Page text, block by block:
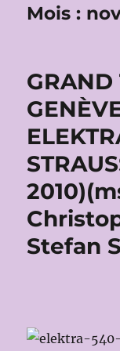
Mois :
GRAND
Stefan